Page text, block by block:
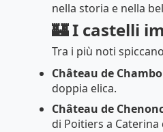
nella storia e nella
🏰 I castelli
Tra i più noti
Château de
doppia elica.
Château de
di Poitiers a Caterina